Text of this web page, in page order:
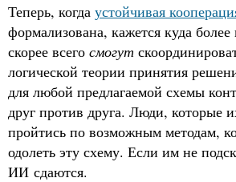
Теперь, когда устойчивая
формализована, кажется куда
скорее всего смогут
логической теории принятия
для любой предлагаемой схемы
друг против друга. Люди, которые
пройтись по возможным методам,
одолеть эту схему. Если им не
ИИ сдаются.